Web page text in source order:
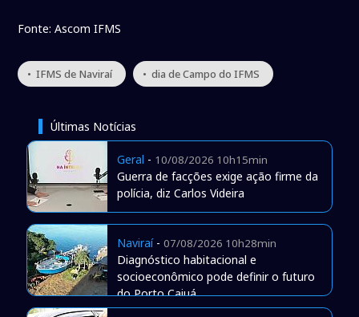
Fonte: Ascom IFMS
• IFMS de Naviraí • dia de Campo do IFMS
Últimas Notícias
Geral - 10/08/2026 10h15min
Guerra de facções exige ação firme da
polícia, diz Carlos Videira
Naviraí- 07/08/2026 10h28min
Diagnóstico habitacional e
socioeconômico pode definir o futuro
do Porto Caiuá